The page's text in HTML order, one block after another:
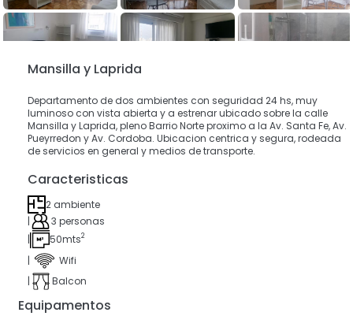
Mansilla y Laprida
Departamento de dos ambientes con seguridad 24 hs, muy
luminoso con vista abierta y a estrenar ubicado sobre la calle
Mansilla y Laprida, pleno Barrio Norte proximo a la Av. Santa Fe, Av.
Pueyrredon y Av. Cordoba. Ubicacion centrica y segura, rodeada
de servicios en general y medios de transporte.
Caracteristicas
2 ambiente
|
3 personas
|
50mts2
|
Wifi
|
Balcon
Equipamentos